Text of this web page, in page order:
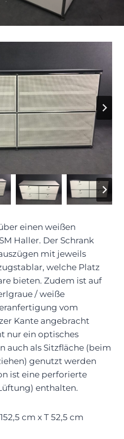
einen weißen
Haller. Der Schrank
mit jeweils
welche Platz
bieten. Zudem ist auf
/ weiße
vom
Kante angebracht
nur ein optisches
auch als Sitzfläche (beim
genutzt werden
ist eine perforierte
enthalten.
cm x T 52,5 cm